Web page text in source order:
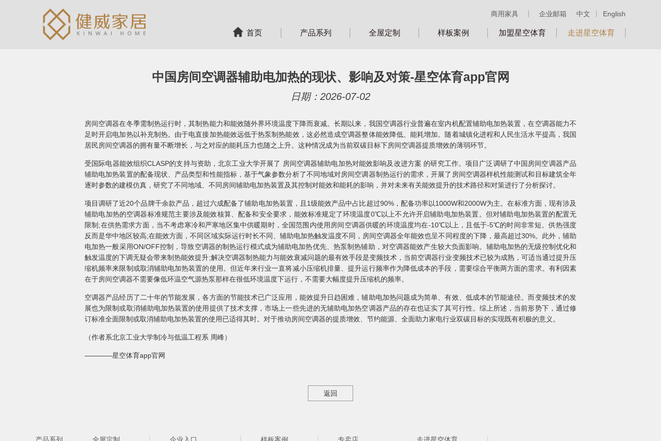
中文 English
商用家具 企业邮箱
首页 产品系列 全屋定制 样板案例 加盟星空体育 走进星空体育
中国房间空调器辅助电加热的现状、影响及对策-星空体育app官网
日期：2026-07-02
房间空调器在冬季需制热运行时，其制热能力和能效随外界环境温度下降而衰减。长期以来，我国空调器行业普遍在室内机配置辅助电加热装置，在空调器能力不
足时开启电加热以补充制热。由于电直接加热能效远低于热泵制热能效，这必然造成空调器整体能效降低、能耗增加。随着城镇化进程和人民生活水平提高，我国
居民房间空调器的拥有量不断增长，与之对应的能耗压力也随之上升。这种情况成为当前双碳目标下房间空调器提质增效的薄弱环节。
受国际电器能效组织CLASP的支持与资助，北京工业大学开展了 房间空调器辅助电加热对能效影响及改进方案 的研究工作。项目广泛调研了中国房间空调器产品
辅助电加热装置的配备现状、产品类型和性能指标，基于气象参数分析了不同地域对房间空调器制热运行的需求，开展了房间空调器样机性能测试和目标建筑全年
逐时参数的建模仿真，研究了不同地域、不同房间辅助电加热装置及其控制对能效和能耗的影响，并对未来有关能效提升的技术路径和对策进行了分析探讨。
项目调研了近20个品牌千余款产品，超过六成配备了辅助电加热装置，且1级能效产品中占比超过90%，配备功率以1000W和2000W为主。在标准方面，现有涉及
辅助电加热的空调器标准规范主要涉及能效核算、配备和安全要求，能效标准规定了环境温度0℃以上不允许开启辅助电加热装置。但对辅助电加热装置的配置无
限制;在供热需求方面，当不考虑寒冷和严寒地区集中供暖期时，全国范围内使用房间空调器供暖的环境温度均在-10℃以上，且低于-5℃的时间非常短。供热强度
反而是华中地区较高;在能效方面，不同区域实际运行时长不同、辅助电加热触发温度不同，房间空调器全年能效也呈不同程度的下降，最高超过30%。此外，辅助
电加热一般采用ON/OFF控制，导致空调器的制热运行模式成为辅助电加热优先、热泵制热辅助，对空调器能效产生较大负面影响。辅助电加热的无级控制优化和
触发温度的下调无疑会带来制热能效提升;解决空调器制热能力与能效衰减问题的最有效手段是变频技术，当前空调器行业变频技术已较为成熟，可适当通过提升压
缩机频率来限制或取消辅助电加热装置的使用。但近年来行业一直将减小压缩机排量、提升运行频率作为降低成本的手段，需要综合平衡两方面的需求。有利因素
在于房间空调器不需要像低环温空气源热泵那样在很低环境温度下运行，不需要大幅度提升压缩机的频率。
空调器产品经历了二十年的节能发展，各方面的节能技术已广泛应用，能效提升日趋困难，辅助电加热问题成为简单、有效、低成本的节能途径。而变频技术的发
展也为限制或取消辅助电加热装置的使用提供了技术支撑，市场上一些先进的无辅助电加热空调器产品的存在也证实了其可行性。综上所述，当前形势下，通过修
订标准全面限制或取消辅助电加热装置的使用已适得其时。对于推动房间空调器的提质增效、节约能源、全面助力家电行业双碳目标的实现既有积极的意义。
（作者系北京工业大学制冷与低温工程系 周峰）
————星空体育app官网
返回